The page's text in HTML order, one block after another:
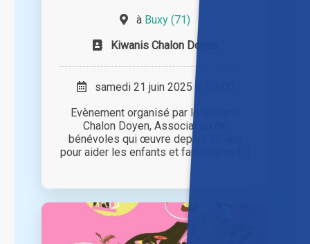
à Buxy (71)
Kiwanis Chalon Doyen
samedi 21 juin 2025 à 10h00
Evènement organisé par le Kiwanis
Chalon Doyen, Association de
bénévoles qui œuvre depuis 50 ans
pour aider les enfants et familles en [...]